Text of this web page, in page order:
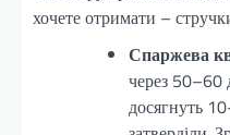
хочете отримати –
Спаржева
через 50–60
досягнуть